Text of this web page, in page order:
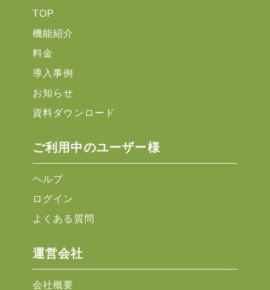
TOP
機能紹介
料金
導入事例
お知らせ
資料ダウンロード
ご利用中のユーザー様
ヘルプ
ログイン
よくある質問
運営会社
会社概要